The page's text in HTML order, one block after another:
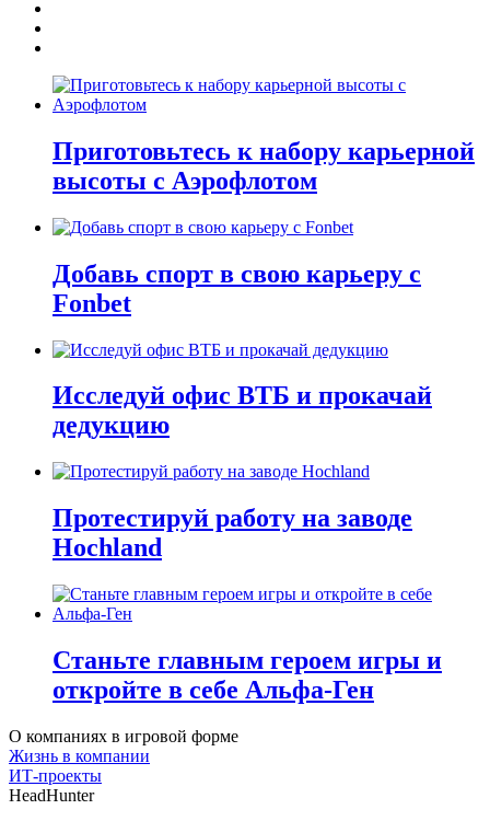
Приготовьтесь к набору карьерной
высоты с Аэрофлотом
Добавь спорт в свою карьеру с
Fonbet
Исследуй офис ВТБ и прокачай
дедукцию
Протестируй работу на заводе
Hochland
Станьте главным героем игры и
откройте в себе Альфа-Ген
О компаниях в игровой форме
Жизнь в компании
ИТ-проекты
HeadHunter